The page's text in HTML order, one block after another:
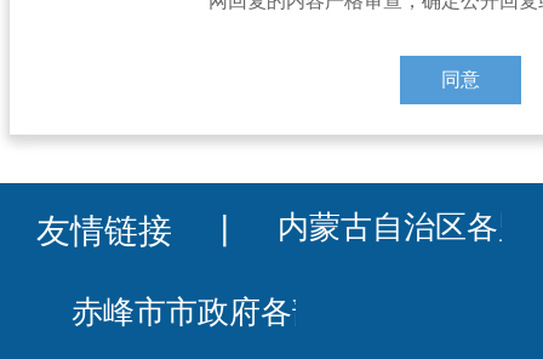
同意
友情链接